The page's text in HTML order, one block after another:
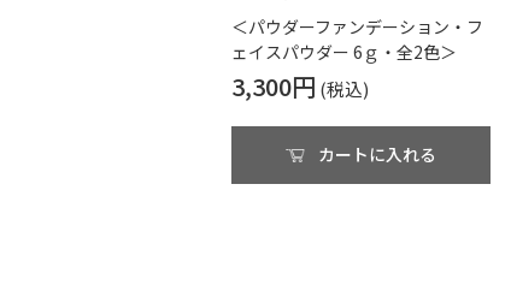
＜パウダーファンデーション・フ
ェイスパウダー 6ｇ・全2色＞
3,300円
カートに入れる